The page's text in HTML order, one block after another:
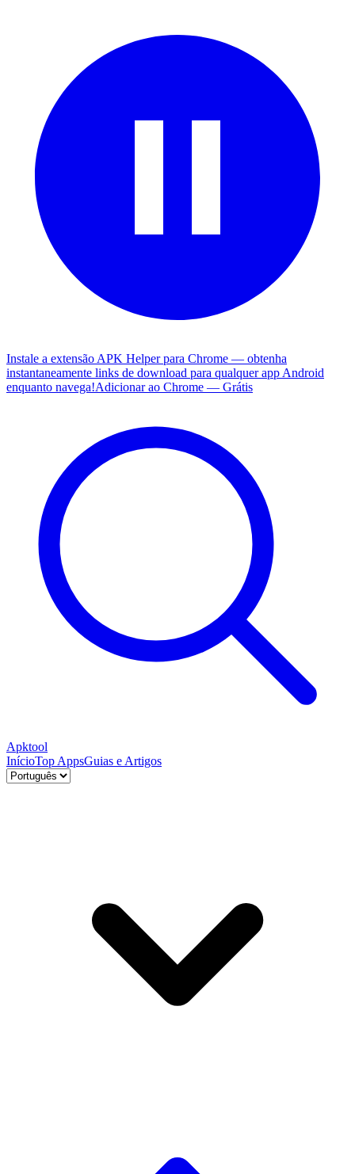
Instale a extensão APK Helper para Chrome — obtenha
instantaneamente links de download para qualquer app Android
enquanto navega!Adicionar ao Chrome — Grátis
Apktool
InícioTop AppsGuias e Artigos